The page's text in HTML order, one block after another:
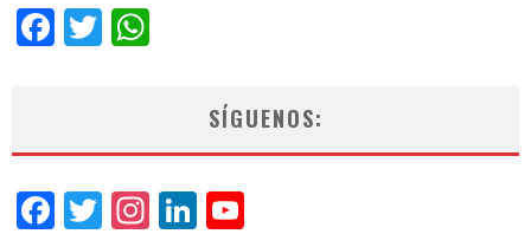
Facebook
Twitter
SÍGUENOS:
Facebook
Twitter
Instagram
LinkedIn